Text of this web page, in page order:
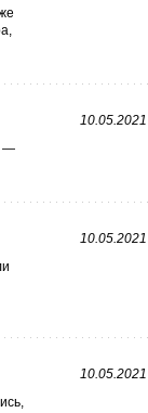
—
10.05.2021
10.05.2021
10.05.2021